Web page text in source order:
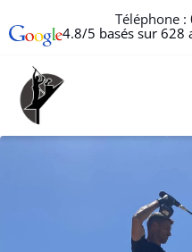
Téléphone :
4.8/5 basés sur 628